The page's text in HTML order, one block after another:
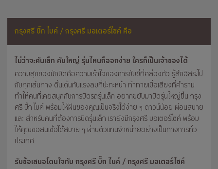
กรุงศรี บิ๊ก ไบค์ / กรุงศรี มอเตอร์ไซค์ คือ
ไม่ว่าจะคันเล็ก คันใหญ่ รุ่นไหนก็ออกง่าย ใครก็เป็นเจ้าของได้
ความสุขของนักบิดคือความเร้าใจของการขับขี่ที่คล่องตัว รู้สึกอิสระไป
กับทุกเส้นทาง ตื่นเต้นกับแรงลมที่ปะทะหน้า ท้าทายเมื่อเสียงที่คำราม
ทำให้คนที่เคยสนุกกับการบิดรถรุ่นเล็ก อยากขยับมาบิดรุ่นใหญ่ขึ้น กรุง
ศรี บิ๊ก ไบค์ พร้อมให้ฝันของคุณเป็นจริงได้ง่าย ๆ ดาวน์น้อย ผ่อนสบาย
และ สำหรับคนที่ต้องการบิดรุ่นเล็ก เรายังมีกรุงศรี มอเตอร์ไซค์ พร้อม
ให้คุณขอสินเชื่อได้สบาย ๆ ผ่านตัวแทนจำหน่ายอย่างเป็นทางการทั่ว
ประเทศ
รับข้อเสนอโดนใจกับ กรุงศรี บิ๊ก ไบค์ / กรุงศรี มอเตอร์ไซค์